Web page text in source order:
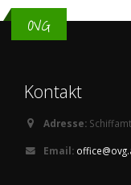
OVG
Kontakt
Adresse:
Email: